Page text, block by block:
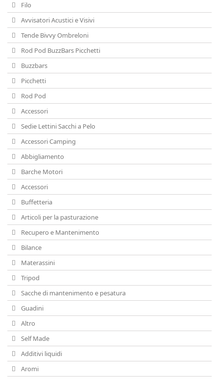
Northern Baits
PVA Hydrospol(7)
Reactor Baits (1)
Shimano(35)
Skretting (1)
solar(5)
Sonubaits(1)
Filo
Avvisatori Acustici e Visivi
Tende Bivvy Ombreloni
Rod Pod BuzzBars Picchetti
Buzzbars
Picchetti
Rod Pod
Accessori
Sedie Lettini Sacchi a Pelo
Accessori Camping
Abbigliamento
Barche Motori
Accessori
Buffetteria
Articoli per la pasturazione
Recupero e Mantenimento
Bilance
Materassini
Tripod
Sacche di mantenimento e pesatura
Guadini
Altro
Self Made
Additivi liquidi
Aromi